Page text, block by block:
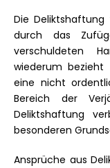
Die
durch das
verschuldeten
wiederum
eine nicht
Bereich der
Deliktshaftung
besonderen
Ansprüche aus